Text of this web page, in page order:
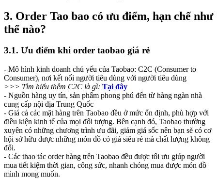
3. Order Tao bao có ưu điểm, hạn chế như
thế nào?
3.1. Ưu điểm khi order taobao giá rẻ
- Mô hình kinh doanh chủ yếu của Taobao: C2C (Consumer to
Consumer), nơi kết nối người tiêu dùng với người tiêu dùng
>>> Tìm hiểu thêm C2C là gì: Tại đây
- Nguồn hàng uy tín, sản phẩm phong phú đến từ hàng ngàn nhà
cung cấp nội địa Trung Quốc
- Giá cả các mặt hàng trên Taobao đều ở mức ổn định, phù hợp với
điều kiện kinh tế của mọi đối tượng. Bên cạnh đó, Taobao thường
xuyên có những chương trình ưu đãi, giảm giá sốc nên bạn sẽ có cơ
hội sở hữu được những món đồ có giá siêu rẻ mà chất lượng không
đổi.
- Các thao tác order hàng trên Taobao đều được tối ưu giúp người
mua tiết kiệm thời gian, công sức, nhanh chóng mua được món đồ
mình mong muốn.